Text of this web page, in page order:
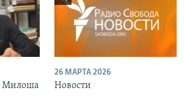
Милоша
26 МАРТА 2026
Новости